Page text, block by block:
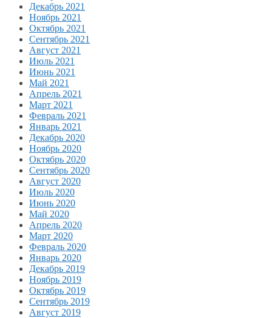
Декабрь 2021
Ноябрь 2021
Октябрь 2021
Сентябрь 2021
Август 2021
Июль 2021
Июнь 2021
Май 2021
Апрель 2021
Март 2021
Февраль 2021
Январь 2021
Декабрь 2020
Ноябрь 2020
Октябрь 2020
Сентябрь 2020
Август 2020
Июль 2020
Июнь 2020
Май 2020
Апрель 2020
Март 2020
Февраль 2020
Январь 2020
Декабрь 2019
Ноябрь 2019
Октябрь 2019
Сентябрь 2019
Август 2019